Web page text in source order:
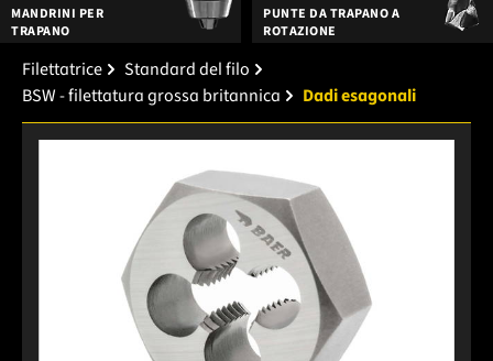
MANDRINI PER
TRAPANO
PUNTE DA TRAPANO A
ROTAZIONE
Filettatrice
Standard del filo
BSW - filettatura grossa britannica
Dadi esagonali